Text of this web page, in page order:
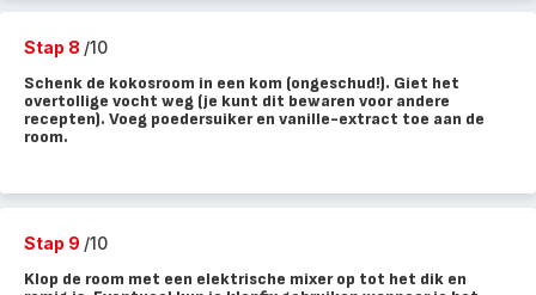
Stap 8 /10
Schenk de kokosroom in een kom (ongeschud!). Giet het
overtollige vocht weg (je kunt dit bewaren voor andere
recepten). Voeg poedersuiker en vanille-extract toe aan de
room.
Stap 9 /10
Klop de room met een elektrische mixer op tot het dik en